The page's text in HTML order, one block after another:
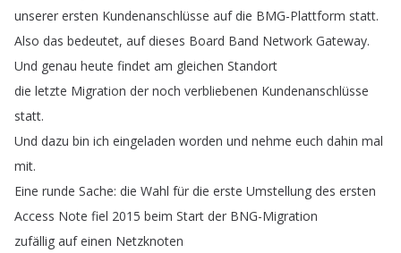
unserer ersten Kundenanschlüsse auf die BMG-Plattform statt.
Also das bedeutet, auf dieses Board Band Network Gateway.
Und genau heute findet am gleichen Standort
die letzte Migration der noch verbliebenen Kundenanschlüsse
statt.
Und dazu bin ich eingeladen worden und nehme euch dahin mal
mit.
Eine runde Sache: die Wahl für die erste Umstellung des ersten
Access Note fiel 2015 beim Start der BNG-Migration
zufällig auf einen Netzknoten